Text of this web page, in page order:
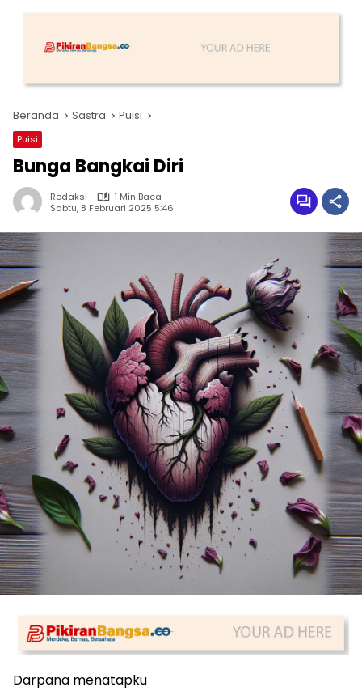
Beranda Sastra Puisi
Puisi
Bunga Bangkai Diri
Redaksi
1 Min Baca
Sabtu, 8 Februari 2025 5:46
Darpana menatapku